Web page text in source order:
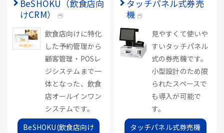
BeSHOKU（飲食店向
けCRM）
飲食店向けに特化
した予約管理から
顧客管理・POSレ
ジシステムまで一
体となった、飲食
店オールインワン
システムです。
BeSHOKU(飲食店向け
タッチパネル式券売
機
見やすくて使いや
すいタッチパネル
式の券売機です。
小型設計のため限
られたスペースで
も導入が可能で
す。
タッチパネル式券売機